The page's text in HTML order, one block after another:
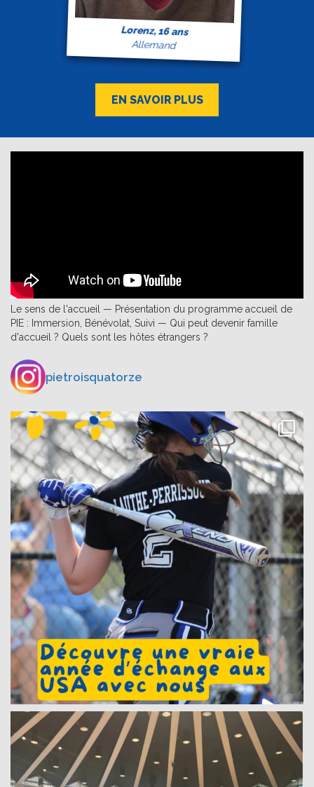
Lorenz, 16 ans
Allemand
EN SAVOIR PLUS
Le sens de l'accueil — Présentation du programme accueil de
PIE : Immersion, Bénévolat, Suivi — Qui peut devenir famille
d'accueil ? Quels sont les hôtes étrangers ?
pietroisquatorze